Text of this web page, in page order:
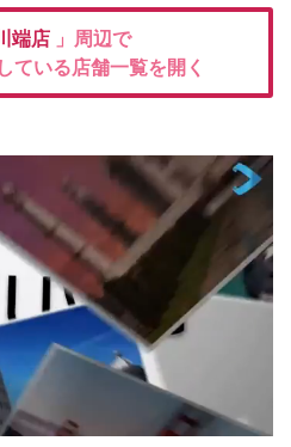
端店 」周辺で
ている店舗一覧を開く